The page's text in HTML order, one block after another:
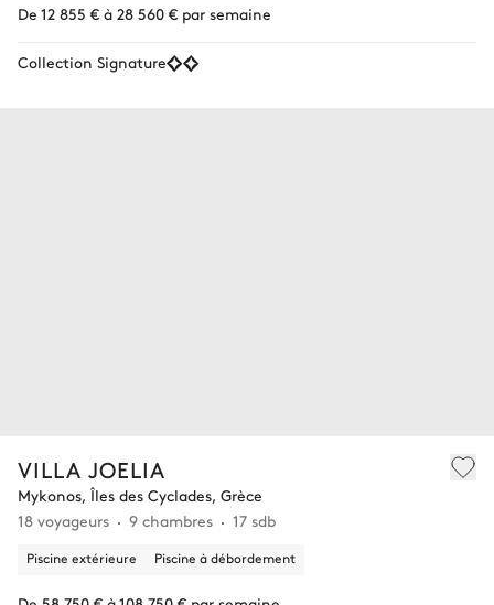
De 12 855 € à 28 560 € par semaine
Collection Signature
VILLA JOELIA
Mykonos, Îles des Cyclades, Grèce
18 voyageurs
9 chambres 17 sdb
Piscine extérieure Piscine à débordement